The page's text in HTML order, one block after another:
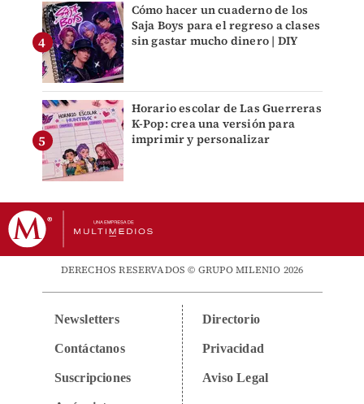
Cómo hacer un cuaderno de los
Saja Boys para el regreso a clases
sin gastar mucho dinero | DIY
Horario escolar de Las Guerreras
K-Pop: crea una versión para
imprimir y personalizar
DERECHOS RESERVADOS © GRUPO MILENIO 2026
Newsletters
Contáctanos
Suscripciones
Directorio
Privacidad
Aviso Legal